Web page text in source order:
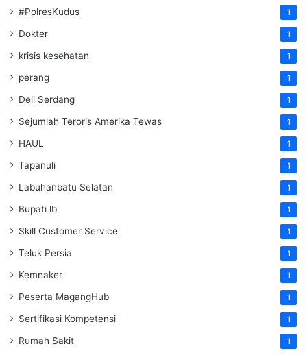
#PolresKudus 1
Dokter 1
krisis kesehatan 1
perang 1
Deli Serdang 1
Sejumlah Teroris Amerika Tewas 1
HAUL 1
Tapanuli 1
Labuhanbatu Selatan 1
Bupati lb 1
Skill Customer Service 1
Teluk Persia 1
Kemnaker 1
Peserta MagangHub 1
Sertifikasi Kompetensi 1
Rumah Sakit 1